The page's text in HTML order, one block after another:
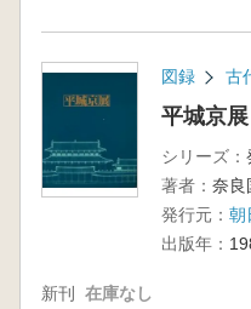
図録 古
平城京
シリーズ：
著者：
発行元： 朝
出版年：
新刊 在庫なし